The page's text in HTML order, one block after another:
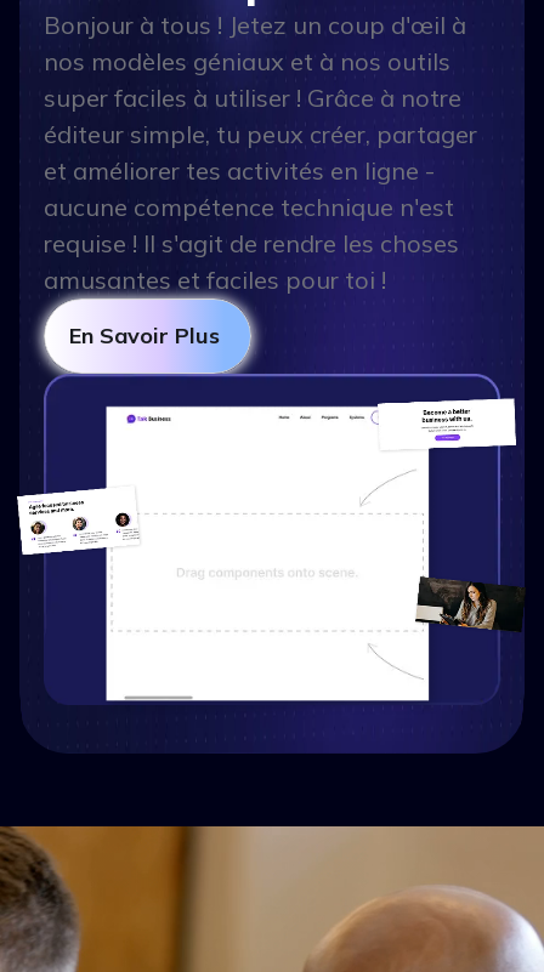
Bonjour à tous ! Jetez un coup d'œil à
nos modèles géniaux et à nos outils
super faciles à utiliser ! Grâce à notre
éditeur simple, tu peux créer, partager
et améliorer tes activités en ligne -
aucune compétence technique n'est
requise ! Il s'agit de rendre les choses
amusantes et faciles pour toi !
En Savoir Plus